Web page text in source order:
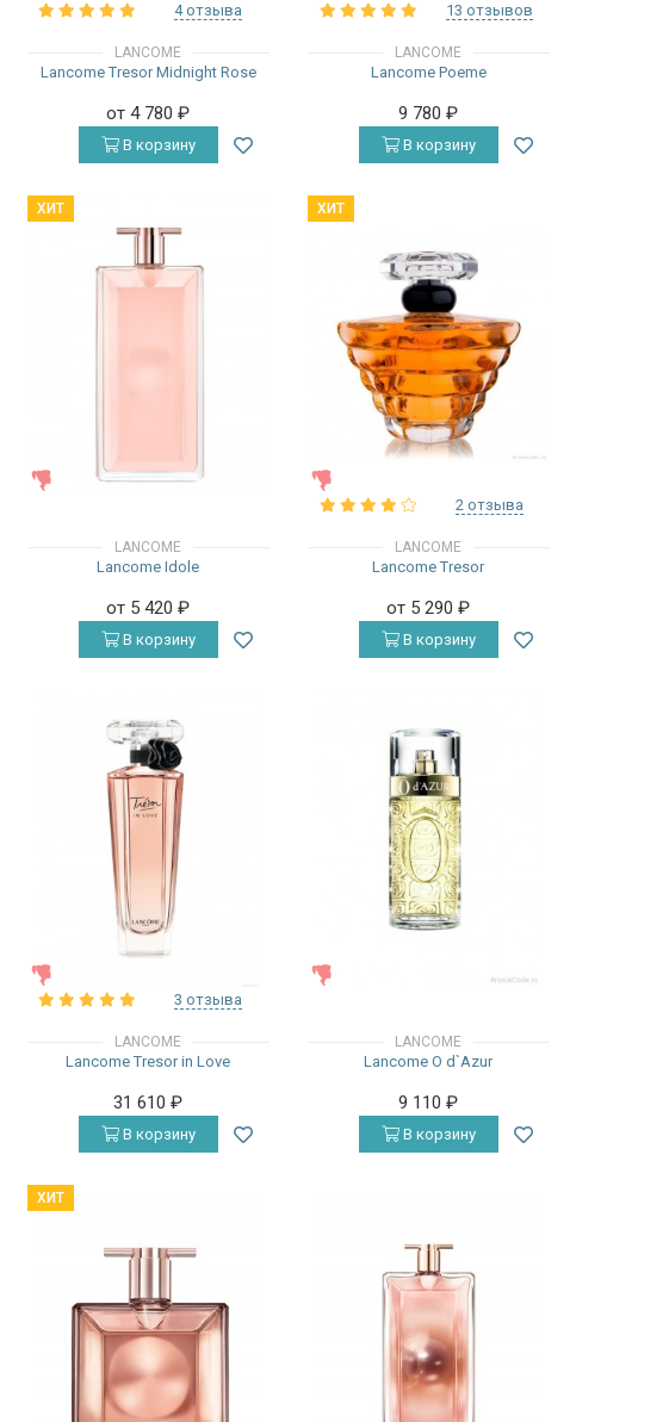
4 отзыва
LANCOME
Lancome Tresor Midnight Rose
от 4 780₽
В корзину
13 отзывов
LANCOME
Lancome Poeme
9 780₽
В корзину
ХИТ
ЖЕНСКИЕ
LANCOME
Lancome Idole
от 5 420₽
В корзину
ХИТ
2 отзыва
LANCOME
Lancome Tresor
от 5 290₽
В корзину
3 отзыва
LANCOME
Lancome Tresor in Love
31 610₽
В корзину
LANCOME
Lancome O d`Azur
9 110₽
В корзину
ХИТ